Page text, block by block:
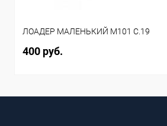
ЛОАДЕР МАЛЕНЬКИЙ M101 C.19
400 руб.